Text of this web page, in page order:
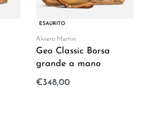
ESAURITO
Alviero Martini
Geo Classic Borsa
grande a mano
€348,00